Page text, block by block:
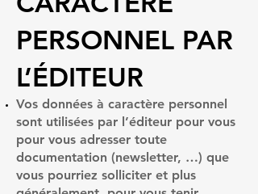
PERSONNEL PAR
L’ÉDITEUR
Vos données à caractère personnel
sont utilisées par l’éditeur pour vous
pour vous adresser toute
documentation (newsletter, …) que
vous pourriez solliciter et plus